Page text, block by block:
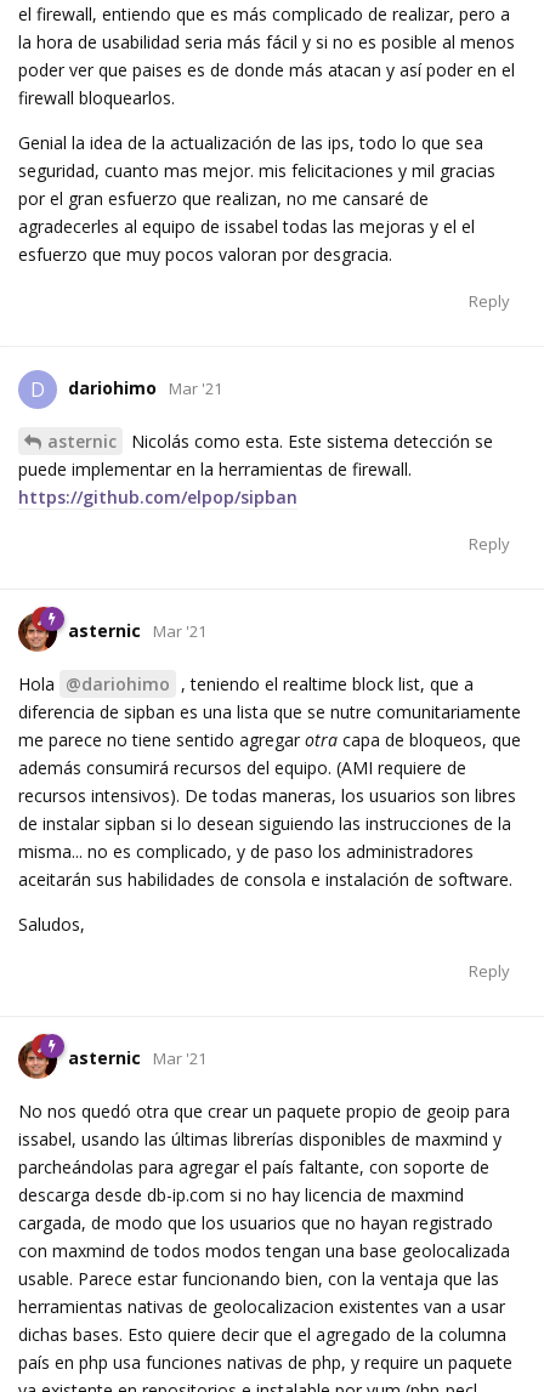
el firewall, entiendo que es más complicado de realizar, pero a
la hora de usabilidad seria más fácil y si no es posible al menos
poder ver que paises es de donde más atacan y así poder en el
firewall bloquearlos.
Genial la idea de la actualización de las ips, todo lo que sea
seguridad, cuanto mas mejor. mis felicitaciones y mil gracias
por el gran esfuerzo que realizan, no me cansaré de
agradecerles al equipo de issabel todas las mejoras y el el
esfuerzo que muy pocos valoran por desgracia.
Reply
D dariohimo Mar '21
asternic
Nicolás como esta. Este sistema detección se
puede implementar en la herramientas de firewall.
https://github.com/elpop/sipban
Reply
asternic Mar '21
Hola @dariohimo , teniendo el realtime block list, que a
diferencia de sipban es una lista que se nutre comunitariamente
me parece no tiene sentido agregar otra capa de bloqueos, que
además consumirá recursos del equipo. (AMI requiere de
recursos intensivos). De todas maneras, los usuarios son libres
de instalar sipban si lo desean siguiendo las instrucciones de la
misma... no es complicado, y de paso los administradores
aceitarán sus habilidades de consola e instalación de software.
Saludos,
Reply
asternic Mar '21
No nos quedó otra que crear un paquete propio de geoip para
issabel, usando las últimas librerías disponibles de maxmind y
parcheándolas para agregar el país faltante, con soporte de
descarga desde db-ip.com si no hay licencia de maxmind
cargada, de modo que los usuarios que no hayan registrado
con maxmind de todos modos tengan una base geolocalizada
usable. Parece estar funcionando bien, con la ventaja que las
herramientas nativas de geolocalizacion existentes van a usar
dichas bases. Esto quiere decir que el agregado de la columna
país en php usa funciones nativas de php, y require un paquete